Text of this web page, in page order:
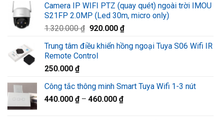
là:
1.580.000 ₫.
tại
là:
Camera IP WIFI PTZ (quay quét) ngoài trời IMOU
S21FP 2.0MP (Led 30m, micro only)
1.320.000₫ Giá
là:
1.320.000 ₫.
920.000 ₫Giá
tại
Trung tâm điều khiển hồng ngoại Tuya S06 Wifi IR
Remote Control
250.000 ₫
Công tắc thông minh Smart Tuya Wifi 1-3 nút
440.000 ₫– 460.000 ₫